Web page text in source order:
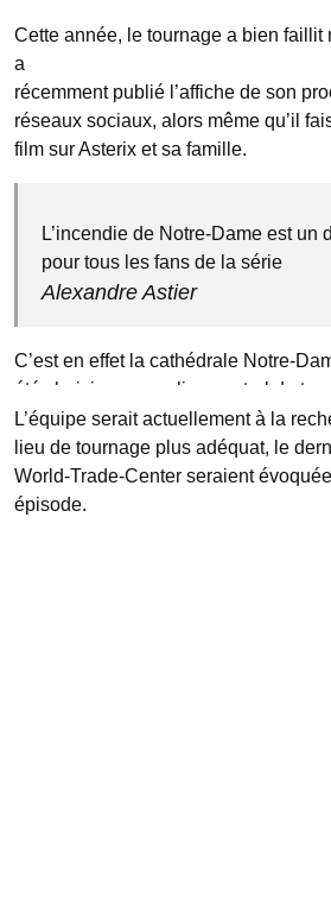
Cette année, le tournage a bien faillit
a
récemment publié l’affiche de son
réseaux sociaux, alors même qu’il
film sur Asterix et sa famille.
L’incendie de Notre-Dame est un
pour tous les fans de la série
Alexandre Astier
C’est en effet la cathédrale Notre-
été choisie comme lieu central de
prochaine étape de tournage qui
« L’ambiance nous avait plu,
potentiel et en plus on s’était
tournage pour de bon. »
L’équipe serait actuellement à la
lieu de tournage plus adéquat, le
World-Trade-Center seraient
épisode.